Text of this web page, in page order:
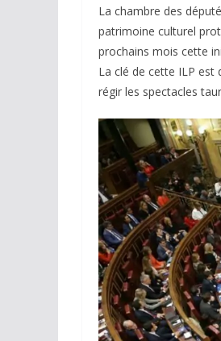
La chambre des
patrimoine culturel
prochains mois cette
La clé de cette ILP est
régir les spectacles